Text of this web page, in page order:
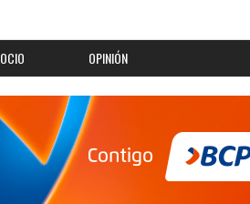
OCIO OPINIÓN